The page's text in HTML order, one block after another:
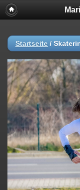
Startseite /